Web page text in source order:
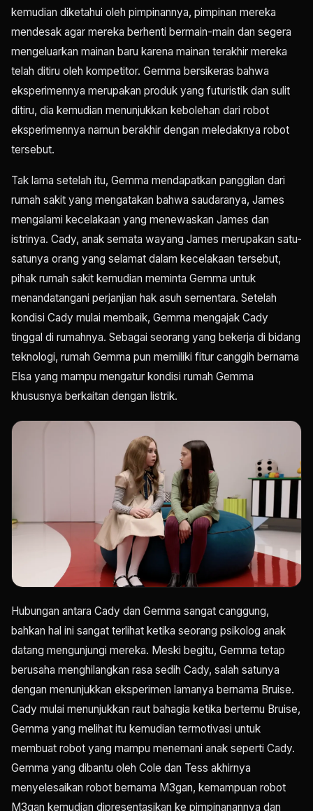
kemudian diketahui oleh pimpinannya, pimpinan mereka
mendesak agar mereka berhenti bermain-main dan segera
mengeluarkan mainan baru karena mainan terakhir mereka
telah ditiru oleh kompetitor. Gemma bersikeras bahwa
eksperimennya merupakan produk yang futuristik dan sulit
ditiru, dia kemudian menunjukkan kebolehan dari robot
eksperimennya namun berakhir dengan meledaknya robot
tersebut.
Tak lama setelah itu, Gemma mendapatkan panggilan dari
rumah sakit yang mengatakan bahwa saudaranya, James
mengalami kecelakaan yang menewaskan James dan
istrinya. Cady, anak semata wayang James merupakan satu-
satunya orang yang selamat dalam kecelakaan tersebut,
pihak rumah sakit kemudian meminta Gemma untuk
menandatangani perjanjian hak asuh sementara. Setelah
kondisi Cady mulai membaik, Gemma mengajak Cady
tinggal di rumahnya. Sebagai seorang yang bekerja di bidang
teknologi, rumah Gemma pun memiliki fitur canggih bernama
Elsa yang mampu mengatur kondisi rumah Gemma
khususnya berkaitan dengan listrik.
Hubungan antara Cady dan Gemma sangat canggung,
bahkan hal ini sangat terlihat ketika seorang psikolog anak
datang mengunjungi mereka. Meski begitu, Gemma tetap
berusaha menghilangkan rasa sedih Cady, salah satunya
dengan menunjukkan eksperimen lamanya bernama Bruise.
Cady mulai menunjukkan raut bahagia ketika bertemu Bruise,
Gemma yang melihat itu kemudian termotivasi untuk
membuat robot yang mampu menemani anak seperti Cady.
Gemma yang dibantu oleh Cole dan Tess akhirnya
menyelesaikan robot bernama M3gan, kemampuan robot
M3gan kemudian dipresentasikan ke pimpinanannya dan